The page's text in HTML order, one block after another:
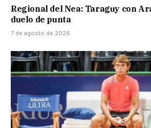
Regional del Nea: Taraguy con
duelo de punta
7 de agosto de 2026